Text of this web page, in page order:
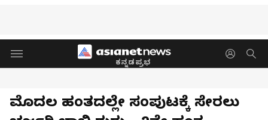
ಕನ್ನಡಪ್ರಭ
ಮೊದಲ ಹಂತದಲ್ಲೇ ಸಂಪುಟಕ್ಕೆ ಸೇರಲು